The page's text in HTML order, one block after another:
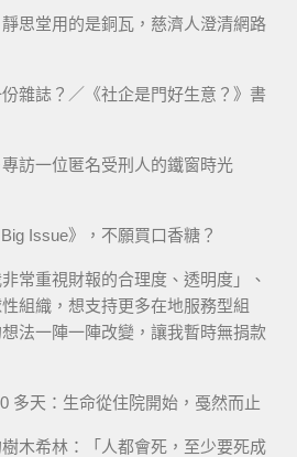
思堂用的是銅瓦，慈濟人澄清網路
雜誌？／《社企是門好生意？》書
訪一位匿名受刑人的鐵窗時光
Issue》，不願買口香糖？
常重視財報的合理度、透明度」、
組織，想支持更多在地服務型組
法一陣一陣改變，讓我暫時無捐款
多天：生命從住院開始，戞然而止
木希林：「人都會死，至少要死成